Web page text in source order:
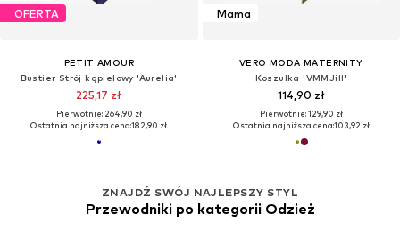
OFERTA
PETIT AMOUR
Bustier Strój kąpielowy 'Aurelia'
225,17 zł
Pierwotnie: 264,90 zł
Ostatnia najniższa cena:182,90 zł
Mama
VERO MODA MATERNITY
Koszulka 'VMMJill'
114,90 zł
Pierwotnie: 129,90 zł
Ostatnia najniższa cena:103,92 zł
ZNAJDŹ SWÓJ NAJLEPSZY STYL
Przewodniki po kategorii Odzież